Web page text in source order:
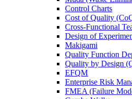
Control Charts
Cost of Quality
Cross-Functional
Design of
Makigami
Quality Function
Quality by Design
EFQM
Enterprise Risk
FMEA (Failure